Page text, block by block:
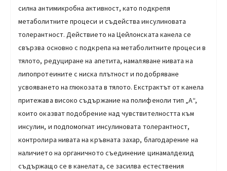
силна антимикробна активност, като подкрепя
метаболитните процеси и съдейства инсулиновата
толерантност. Действието на Цейлонската канела се
свързва основно с подкрепа на метаболитните процеси в
тялото, редуциране на апетита, намаляване нивата на
липопротеините с ниска плътност и подобряване
усвояването на глюкозата в тялото. Eкстрактът от канела
притежава високо съдържание на полифеноли тип „А“,
които оказват подобрение над чувствителността към
инсулин, и подпомогнат инсулиновата толерантност,
контролира нивата на кръвната захар, благодарение на
наличието на органичното съединение цинамалдехид
съдържащо се в канелата, се засилва естествения